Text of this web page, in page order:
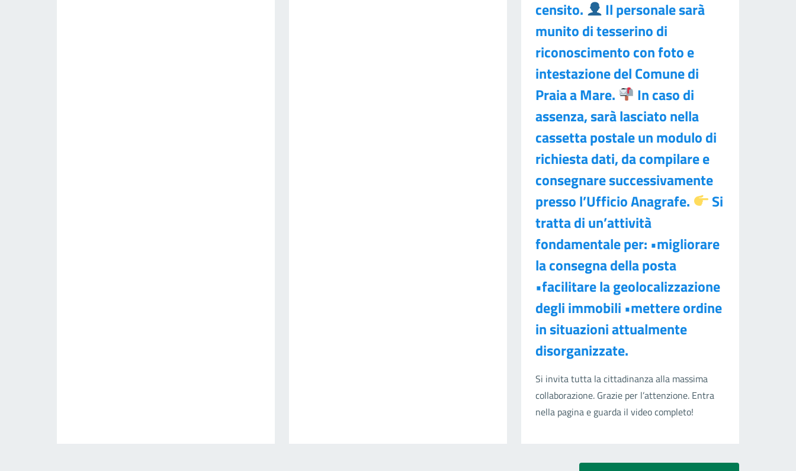
censito.
Il personale sarà
munito di tesserino di
riconoscimento con foto e
intestazione del Comune di
Praia a Mare.
In caso di
assenza, sarà lasciato nella
cassetta postale un modulo di
richiesta dati, da compilare e
consegnare successivamente
presso l’Ufficio Anagrafe.
Si
tratta di un’attività
fondamentale per: •migliorare
la consegna della posta
•facilitare la geolocalizzazione
degli immobili •mettere ordine
in situazioni attualmente
disorganizzate.
Si invita tutta la cittadinanza alla massima
collaborazione. Grazie per l’attenzione. Entra
nella pagina e guarda il video completo!